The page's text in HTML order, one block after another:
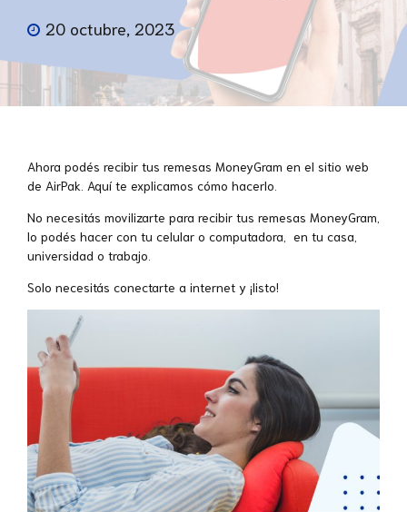
20 octubre, 2023
Ahora podés recibir tus remesas MoneyGram en el sitio web
de AirPak. Aquí te explicamos cómo hacerlo.
No necesitás movilizarte para recibir tus remesas MoneyGram,
lo podés hacer con tu celular o computadora, en tu casa,
universidad o trabajo.
Solo necesitás conectarte a internet y ¡listo!